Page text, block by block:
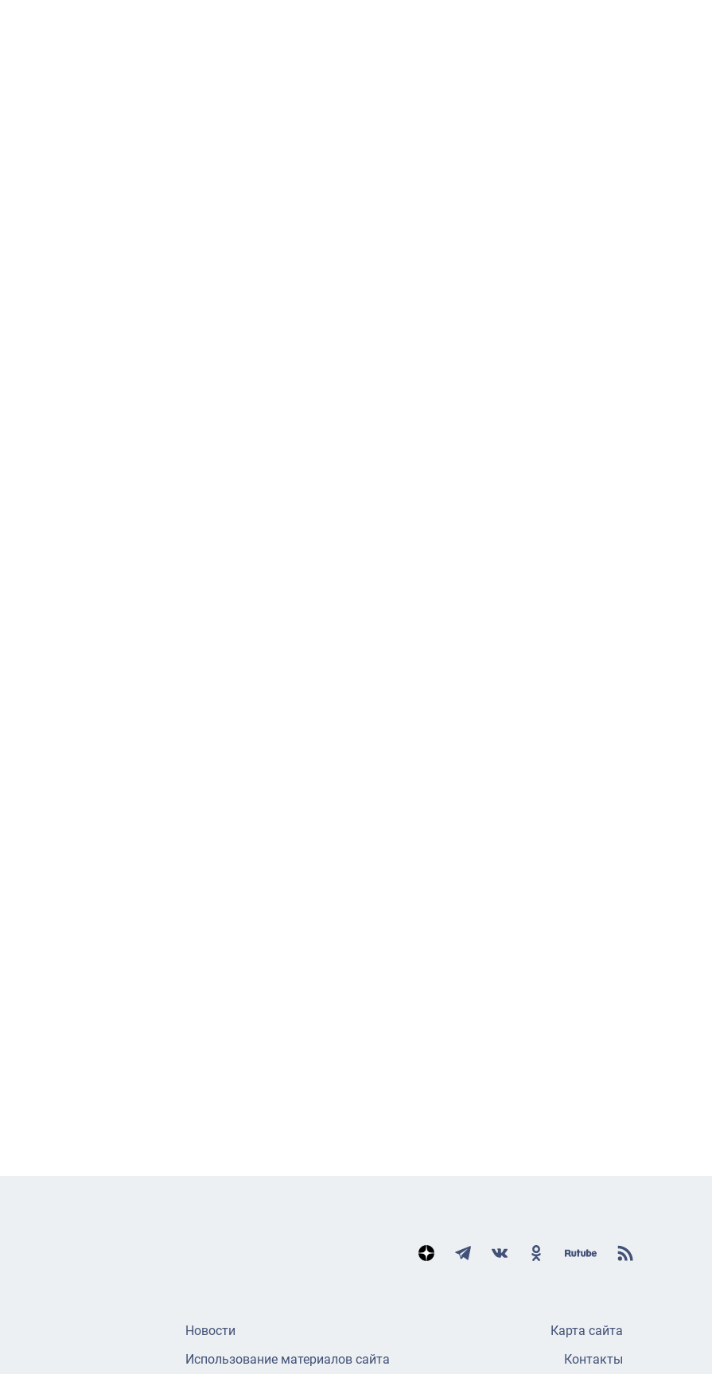
Новости
Использование материалов сайта
Карта сайта
Контакты